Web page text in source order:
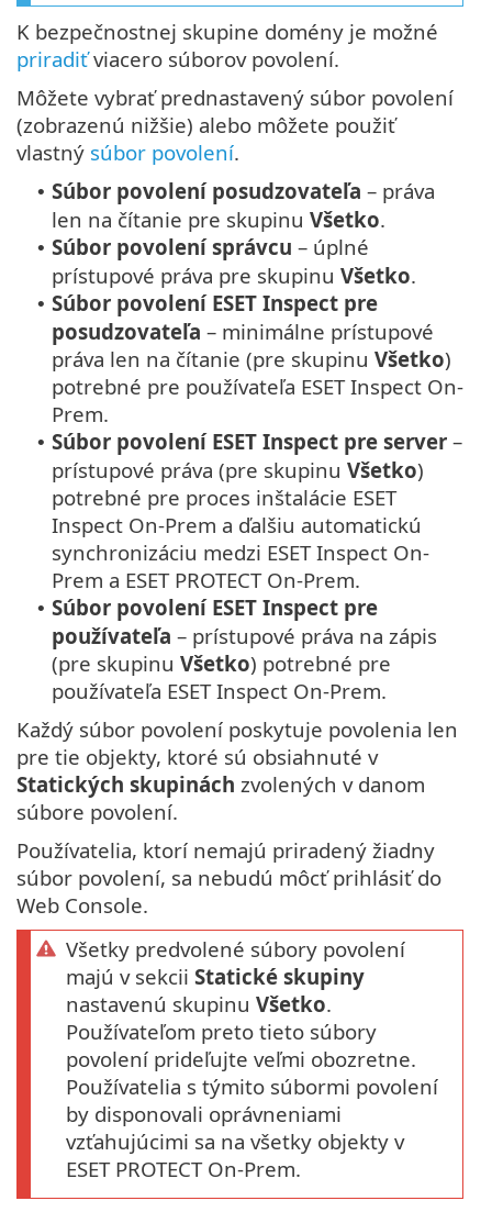
K bezpečnostnej skupine domény je možné
priradiťviacero súborov povolení.
Môžete vybrať prednastavený súbor povolení
(zobrazenú nižšie) alebo môžete použiť
vlastný súbor povolení.
• Súbor povolení posudzovateľa – práva
len na čítanie pre skupinu Všetko.
• Súbor povolení správcu – úplné
prístupové práva pre skupinu Všetko.
• Súbor povolení ESET Inspect pre
posudzovateľa – minimálne prístupové
práva len na čítanie (pre skupinu Všetko)
potrebné pre používateľa ESET Inspect On-
Prem.
• Súbor povolení ESET Inspect pre server –
prístupové práva (pre skupinu Všetko)
potrebné pre proces inštalácie ESET
Inspect On-Prem a ďalšiu automatickú
synchronizáciu medzi ESET Inspect On-
Prem a ESET PROTECT On-Prem.
• Súbor povolení ESET Inspect pre
používateľa – prístupové práva na zápis
(pre skupinu Všetko) potrebné pre
používateľa ESET Inspect On-Prem.
Každý súbor povolení poskytuje povolenia len
pre tie objekty, ktoré sú obsiahnuté v
Statických skupinách zvolených v danom
súbore povolení.
Používatelia, ktorí nemajú priradený žiadny
súbor povolení, sa nebudú môcť prihlásiť do
Web Console.
Všetky predvolené súbory povolení
majú v sekcii Statické skupiny
nastavenú skupinu Všetko.
Používateľom preto tieto súbory
povolení prideľujte veľmi obozretne.
Používatelia s týmito súbormi povolení
by disponovali oprávneniami
vzťahujúcimi sa na všetky objekty v
ESET PROTECT On-Prem.